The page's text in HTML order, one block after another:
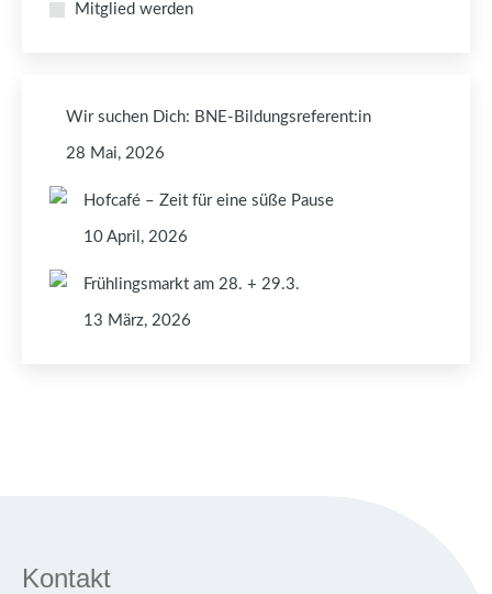
Mitglied werden
Wir suchen Dich: BNE-Bildungsreferent:in
28 Mai, 2026
Hofcafé – Zeit für eine süße Pause
10 April, 2026
Frühlingsmarkt am 28. + 29.3.
13 März, 2026
Kontakt